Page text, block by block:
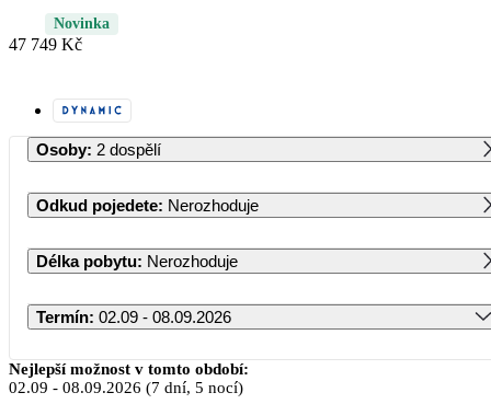
Novinka
47 749 Kč
Osoby: 2 dospělí
Odkud pojedete: Nerozhoduje
Délka pobytu: Nerozhoduje
Termín: 02.09 - 08.09.2026
Září 2026
Nejlepší možnost v tomto období:
02.09 - 08.09.2026 (7 dní, 5 nocí)